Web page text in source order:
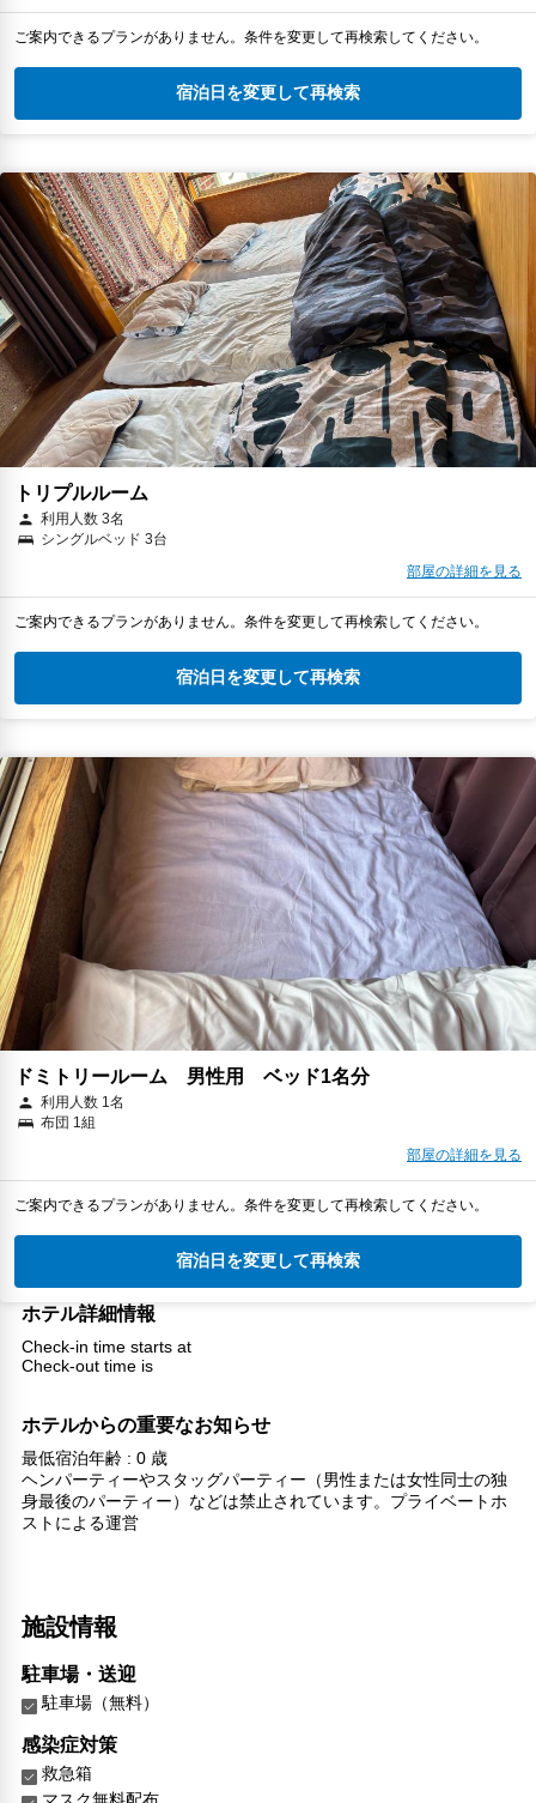
ご案内できるプランがありません。条件を変更して再検索してください。
宿泊日を変更して再検索
トリプルルーム
利用人数 3名
シングルベッド 3台
部屋の詳細を見る
ご案内できるプランがありません。条件を変更して再検索してください。
宿泊日を変更して再検索
ドミトリールーム 男性用 ベッド1名分
利用人数 1名
布団 1組
部屋の詳細を見る
ご案内できるプランがありません。条件を変更して再検索してください。
宿泊日を変更して再検索
ホテル詳細情報
Check-in time starts at
Check-out time is
ホテルからの重要なお知らせ
最低宿泊年齢 : 0 歳
ヘンパーティーやスタッグパーティー（男性または女性同士の独
身最後のパーティー）などは禁止されています。プライベートホ
ストによる運営
施設情報
駐車場・送迎
駐車場（無料）
感染症対策
救急箱